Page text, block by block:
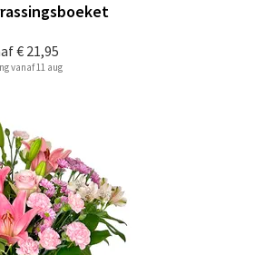
€ 21,95
vanaf 11 aug